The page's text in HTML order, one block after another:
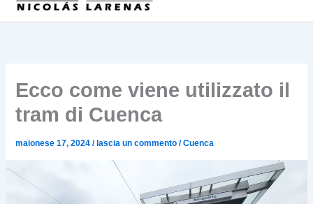
Ecco come viene utilizzato il
tram di Cuenca
maionese 17, 2024/ lascia un commento /Cuenca